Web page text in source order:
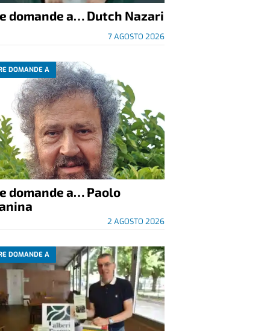
domande a… Dutch Nazari
7 AGOSTO 2026
DOMANDE A
domande a… Paolo
2 AGOSTO 2026
DOMANDE A